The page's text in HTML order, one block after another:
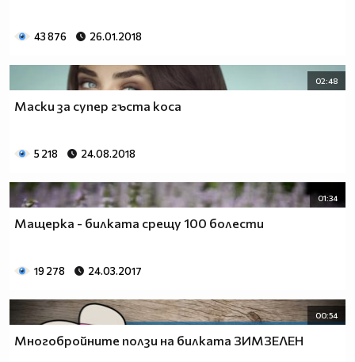
43 876 26.01.2018
02:48
Маски за супер гъста коса
5 218 24.08.2018
01:34
Мащерка - билката срещу 100 болести
19 278 24.03.2017
00:54
Многобройните ползи на билката ЗИМЗЕЛЕН